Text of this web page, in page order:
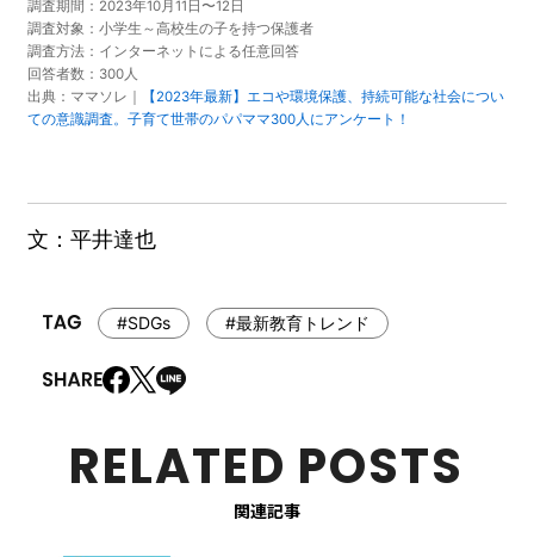
調査期間：2023年10月11日〜12日
調査対象：小学生～高校生の子を持つ保護者
調査方法：インターネットによる任意回答
回答者数：300人
出典：ママソレ｜
【2023年最新】エコや環境保護、持続可能な社会につい
ての意識調査。子育て世帯のパパママ300人にアンケート！
文：平井達也
#SDGs #最新教育トレンド
RELATED POSTS
関連記事